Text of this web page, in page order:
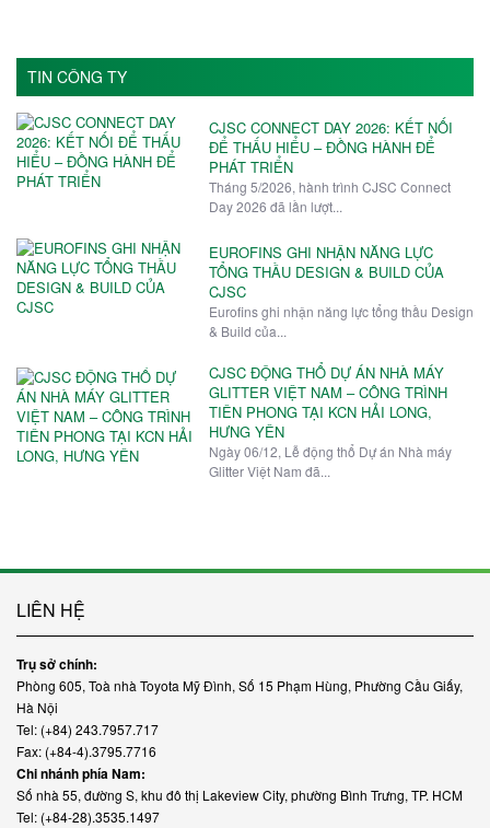
TIN CÔNG TY
CJSC CONNECT DAY 2026: KẾT NỐI
ĐỂ THẤU HIỂU – ĐỒNG HÀNH ĐỂ
PHÁT TRIỂN
Tháng 5/2026, hành trình CJSC Connect
Day 2026 đã lần lượt...
EUROFINS GHI NHẬN NĂNG LỰC
TỔNG THẦU DESIGN & BUILD CỦA
CJSC
Eurofins ghi nhận năng lực tổng thầu Design
& Build của...
CJSC ĐỘNG THỔ DỰ ÁN NHÀ MÁY
GLITTER VIỆT NAM – CÔNG TRÌNH
TIÊN PHONG TẠI KCN HẢI LONG,
HƯNG YÊN
Ngày 06/12, Lễ động thổ Dự án Nhà máy
Glitter Việt Nam đã...
LIÊN HỆ
Trụ sở chính:
Phòng 605, Toà nhà Toyota Mỹ Đình, Số 15 Phạm Hùng, Phường Cầu Giấy,
Hà Nội
Tel: (+84) 243.7957.717
Fax: (+84-4).3795.7716
Chi nhánh phía Nam:
Số nhà 55, đường S, khu đô thị Lakeview City, phường Bình Trưng, TP. HCM
Tel: (+84-28).3535.1497